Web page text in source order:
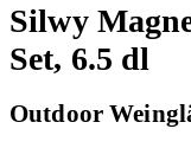
Silwy
Set, 6.5 dl
Outdoor